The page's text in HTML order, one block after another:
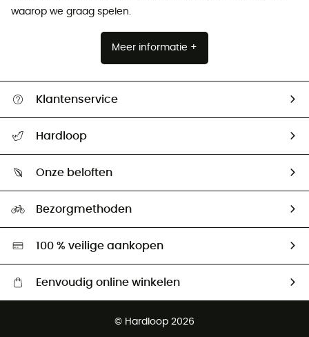
waarop we graag spelen.
Meer informatie +
Klantenservice
Mijn zending volgen
Retourzendingen & Terugbetalingen
Hardloop
Onze beloften
Bezorgmethoden
100 % veilige aankopen
Eenvoudig online winkelen
Gratis retourneren binnen 100 dagen
© Hardloop 2026